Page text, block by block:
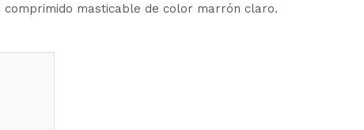
masticable de color marrón claro.